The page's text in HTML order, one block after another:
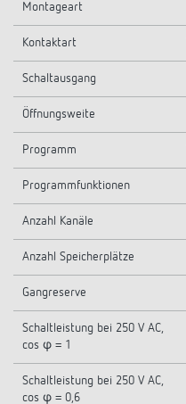
Montageart
Kontaktart
Schaltausgang
Öffnungsweite
Programm
Programmfunktionen
Anzahl Kanäle
Anzahl Speicherplätze
Gangreserve
Schaltleistung bei 250 V AC,
cos φ = 1
Schaltleistung bei 250 V AC,
cos φ = 0,6